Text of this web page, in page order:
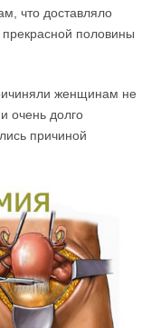
что доставляло
половины
женщинам не
очень долго
причиной